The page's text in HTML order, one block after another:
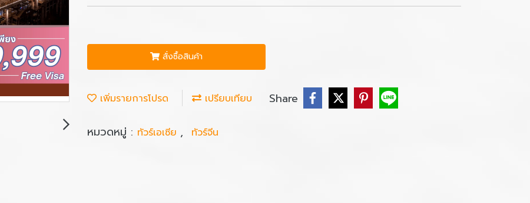
สั่งซื้อสินค้า
เพิ่มรายการโปรด เปรียบเทียบ Share
หมวดหมู่ : ทัวร์เอเซีย , ทัวร์จีน